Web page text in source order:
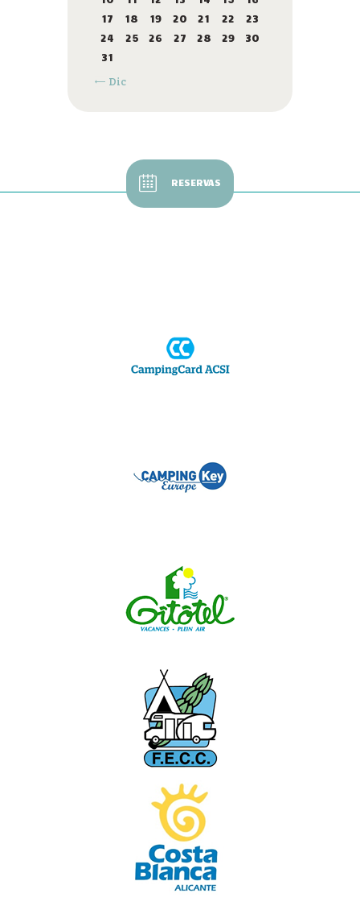
17
18 19 20 21 22
23
24
25 26 27 28 29
30
31
« Dic
RESERVAS